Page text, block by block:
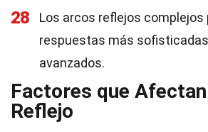
28
Los arcos reflejos complejos
respuestas más
avanzados.
Factores que
Reflejo